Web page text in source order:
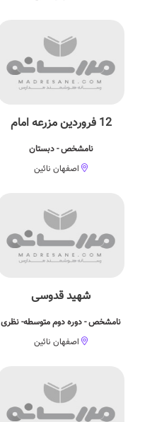
12 فروردین مزرعه امام
نامشخص - دبستان
اصفهان نائین
شهید قدوسی
نامشخص - دوره دوم متوسطه- نظری
اصفهان نائین